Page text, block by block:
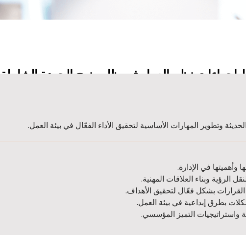
إجراءات نظم العمل في ظل منهج الجودة الشاملة
وتطوير المهارات الأساسية لتحقيق الأداء الفعّال في بيئة العمل.
وأهميتها في الإدارة.
الرؤية وبناء العلاقات المهنية.
القرارات بشكل فعّال لتحقيق الأهداف.
بطرق إبداعية في بيئة العمل.
واستراتيجيات التميز المؤسسي.